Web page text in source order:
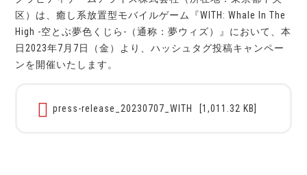
区）は、癒し系放置型モバイルゲーム『WITH: Whale In The
High -空とぶ夢色くじら-（通称：夢ウィズ）』において、本
日2023年7月7日（金）より、ハッシュタグ投稿キャンペー
ンを開催いたします。
press-release_20230707_WITH [1,011.32 KB]